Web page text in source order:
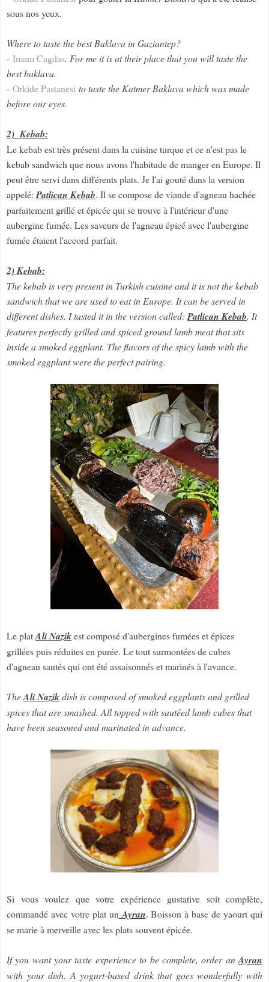
sous nos yeux.
Where to taste the best Baklava in Gaziantep?
- Imam Cagdas. For me it is at their place that you will taste the
best baklava.
- Orkide Pastanesi to taste the Katmer Baklava which was made
before our eyes.
2) Kebab:
Le kebab est très présent dans la cuisine turque et ce n'est pas le
kebab sandwich que nous avons l'habitude de manger en Europe. Il
peut être servi dans différents plats. Je l'ai gouté dans la version
appelé:Patlican Kebab. Il se compose de viande d'agneau hachée
parfaitement grillé et épicée qui se trouve à l'intérieur d'une
aubergine fumée. Les saveurs de l'agneau épicé avec l'aubergine
fumée étaient l'accord parfait.
2) Kebab:
The kebab is very present in Turkish cuisine and it is not the kebab
sandwich that we are used to eat in Europe. It can be served in
different dishes. I tasted it in the version called:Patlican Kebab. It
features perfectly grilled and spiced ground lamb meat that sits
inside a smoked eggplant. The flavors of the spicy lamb with the
smoked eggplant were the perfect pairing.
Le platAli Nazikest composé d'aubergines fumées et épices
grillées puis réduites en purée. Le tout surmontées de cubes
d'agneau sautés qui ont été assaisonnés et marinés à l'avance.
TheAli Nazikdish is composed of smoked eggplants and grilled
spices that are smashed. All topped with sautéed lamb cubes that
have been seasoned and marinated in advance.
Si vous voulez que votre expérience gustative soit complète,
commandé avec votre plat un Ayran. Boisson à base de yaourt qui
se marie à merveille avec les plats souvent épicée.
If you want your taste experience to be complete, order an Ayran
with your dish. A yogurt-based drink that goes wonderfully with